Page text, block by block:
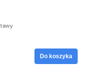
Do koszyka